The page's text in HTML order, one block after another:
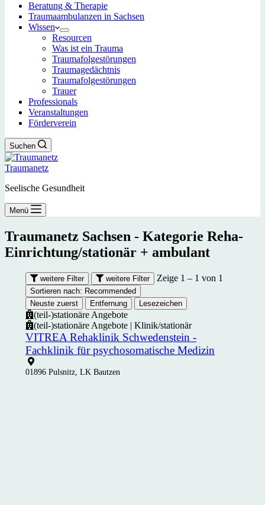
Beratung & Therapie
Traumaambulanzen in Sachsen
Wissen
Resourcen
Was ist ein Trauma
Traumafolgestörungen
Traumagedächtnis
Traumafolgestörungen
Trauer
Professionals
Veranstaltungen
Förderverein
Suchen
Traumanetz
Seelische Gesundheit
Menü
Traumanetz Sachsen - Kategorie Reha-
Einrichtung/stationär + ambulant
weitere Filter weitere Filter Zeige 1 – 1 von 1
Sortieren nach: Recommended
Neuste zuerst
Entfernung Lesezeichen
(teil-)stationäre Angebote
(teil-)stationäre Angebote | Klinik/stationär
VITREA Rehaklinik Schwedenstein -
Fachklinik für psychosomatische Medizin
01896 Pulsnitz, LK Bautzen